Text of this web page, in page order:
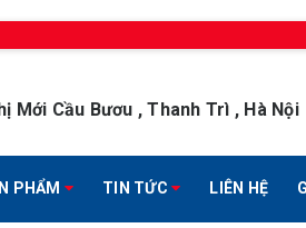
Mới Cầu Bươu , Thanh Trì , Hà Nội
PHẨM TIN TỨC LIÊN HỆ